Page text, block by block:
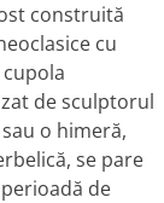
construită
cu
de sculptorul
o himeră,
se pare
de